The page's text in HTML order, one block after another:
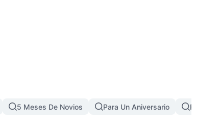
5 Meses De Novios Para Un Aniversario Feliz